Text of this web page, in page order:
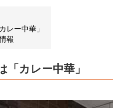
レー中華」
報
「カレー中華」